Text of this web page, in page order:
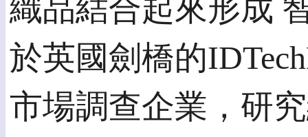
織品結合起來形成
於英國劍橋的
市場調查企業，研